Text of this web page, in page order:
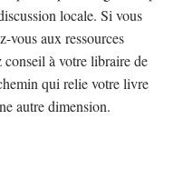
locale. Si vous
vous aux ressources
conseil à votre libraire de
qui relie votre livre
autre dimension.